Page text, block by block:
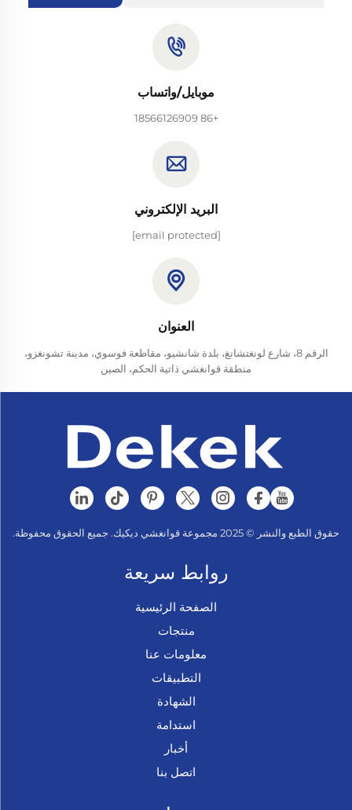
موبايل/واتساب
+86 18566126909
البريد الإلكتروني
[email protected]
العنوان
الرقم 8، شارع لونغتشانغ، بلدة شانشيو، مقاطعة فوسوي، مدينة تشونغزو،
منطقة قوانغشي ذاتية الحكم، الصين
حقوق الطبع والنشر © 2025 مجموعة قوانغشي ديكيك. جميع الحقوق محفوظة.
روابط سريعة
الصفحة الرئيسية
منتجات
معلومات عنا
التطبيقات
الشهادة
استدامة
أخبار
اتصل بنا